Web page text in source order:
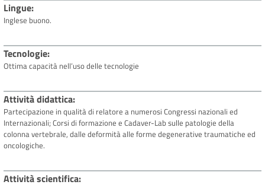
Lingue
Inglese buono.
Tecnologie
Ottima capacità nell’uso delle tecnologie
Attività didattica
Partecipazione in qualità di relatore a numerosi Congressi nazionali ed
Internazionali; Corsi di formazione e Cadaver-Lab sulle patologie della
colonna vertebrale, dalle deformità alle forme degenerative traumatiche ed
oncologiche.
Attività scientifica